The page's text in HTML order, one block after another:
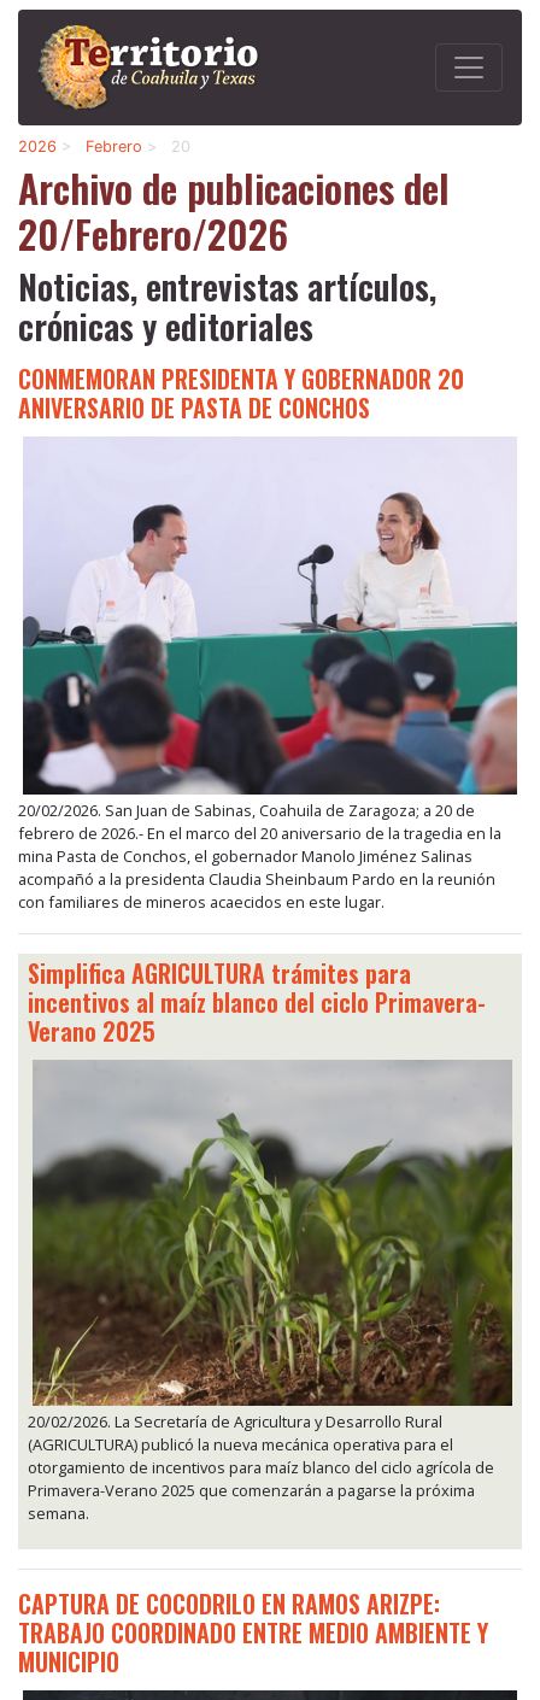
2026 > Febrero > 20
Archivo de publicaciones del
20/Febrero/2026
Noticias, entrevistas artículos,
crónicas y editoriales
CONMEMORAN PRESIDENTA Y GOBERNADOR 20
ANIVERSARIO DE PASTA DE CONCHOS
20/02/2026. San Juan de Sabinas, Coahuila de Zaragoza; a 20 de
febrero de 2026.- En el marco del 20 aniversario de la tragedia en la
mina Pasta de Conchos, el gobernador Manolo Jiménez Salinas
acompañó a la presidenta Claudia Sheinbaum Pardo en la reunión
con familiares de mineros acaecidos en este lugar.
Simplifica AGRICULTURA trámites para
incentivos al maíz blanco del ciclo Primavera-
Verano 2025
20/02/2026. La Secretaría de Agricultura y Desarrollo Rural
(AGRICULTURA) publicó la nueva mecánica operativa para el
otorgamiento de incentivos para maíz blanco del ciclo agrícola de
Primavera-Verano 2025 que comenzarán a pagarse la próxima
semana.
CAPTURA DE COCODRILO EN RAMOS ARIZPE:
TRABAJO COORDINADO ENTRE MEDIO AMBIENTE Y
MUNICIPIO